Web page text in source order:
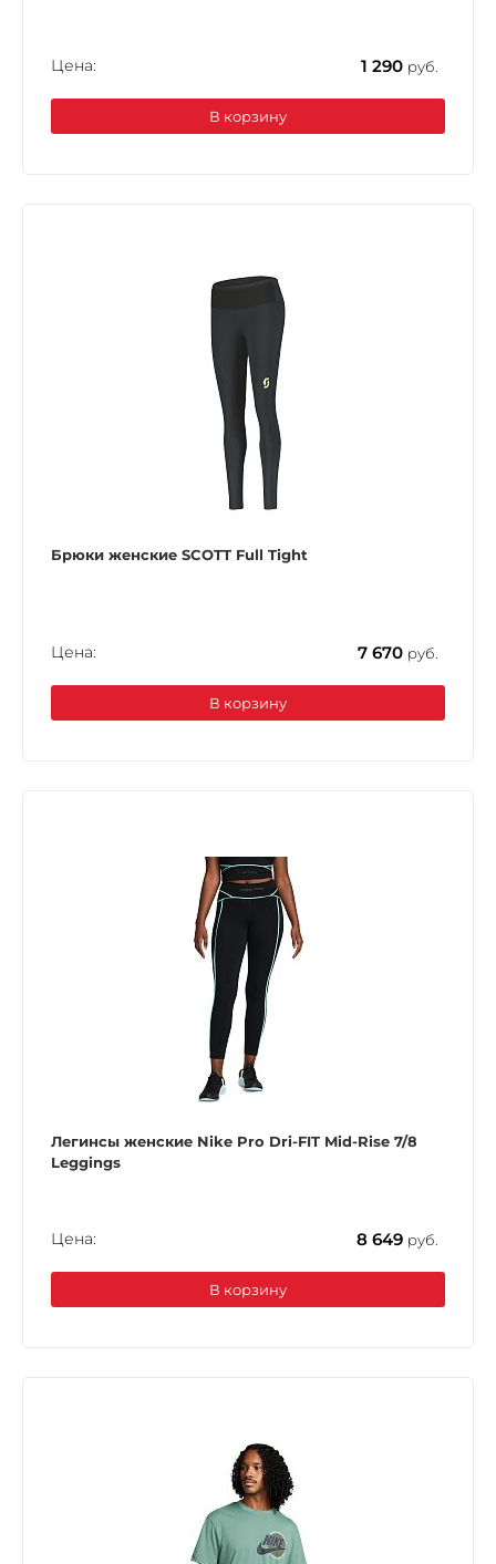
Цена: 1 290 руб.
В корзину
Брюки женские SCOTT Full Tight
Цена: 7 670 руб.
В корзину
Легинсы женские Nike Pro Dri-FIT Mid-Rise 7/8
Leggings
Цена: 8 649 руб.
В корзину